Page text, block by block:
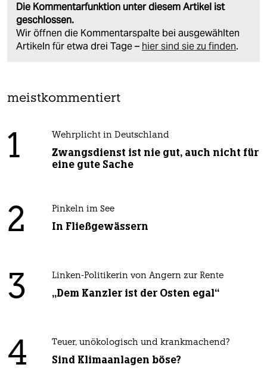
Die Kommentarfunktion unter diesem Artikel ist
geschlossen.
Wir öffnen die Kommentarspalte bei ausgewählten
Artikeln für etwa drei Tage – hier sind sie zu finden.
meistkommentiert
1 Wehrplicht in Deutschland
Zwangsdienst ist nie gut, auch nicht für
eine gute Sache
2 Pinkeln im See
In Fließgewässern
3 Linken-Politikerin von Angern zur Rente
„Dem Kanzler ist der Osten egal“
4 Teuer, unökologisch und krankmachend?
Sind Klimaanlagen böse?